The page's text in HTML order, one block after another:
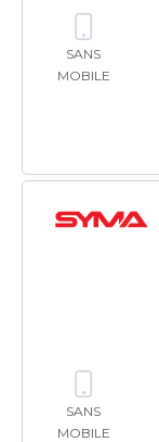
SANS
MOBILE
SANS
MOBILE